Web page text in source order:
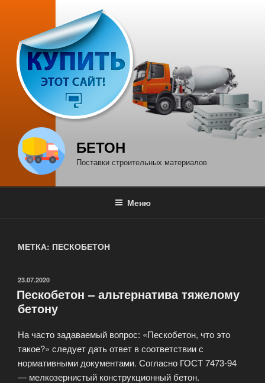
содержимому
БЕТОН
Поставки строительных материалов
Меню
МЕТКА: ПЕСКОБЕТОН
ОПУБЛИКОВАНО
23.07.2020
Пескобетон – альтернатива тяжелому
бетону
На часто задаваемый вопрос: «Пескобетон, что это
такое?» следует дать ответ в соответствии с
нормативными документами. Согласно ГОСТ 7473-94
— мелкозернистый конструкционный бетон.